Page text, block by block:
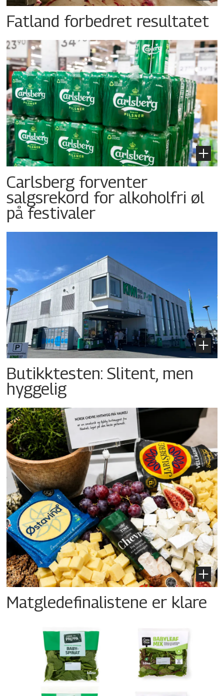
Fatland forbedret resultatet
Carlsberg forventer
salgsrekord for alkoholfri øl
på festivaler
Butikktesten: Slitent, men
hyggelig
Matgledefinalistene er klare